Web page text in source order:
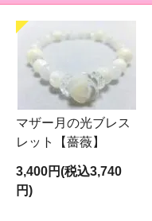
マザー月の光ブレス
レット【薔薇】
3,400円(税込3,740
円)